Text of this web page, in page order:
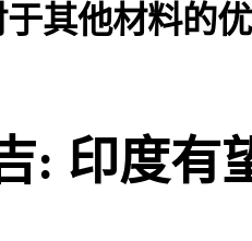
其他材料的
: 印度有